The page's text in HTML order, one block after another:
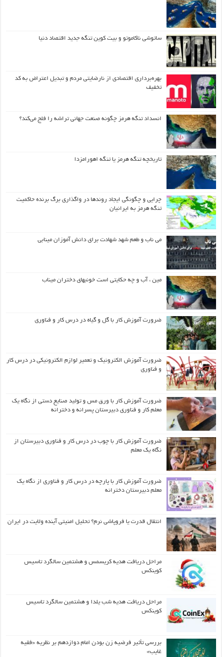
ساتوشی ناکاموتو و بیت کوین تنگه جدید اقتصاد دنیا
بهره‌برداری اقتصادی از نارضایتی مردم و تبدیل اعتراض به کد
تخفیف
انسداد تنگه هرمز چگونه صنعت جهانی تراشه را فلج می‌کند؟
تاریخچه تنگه هرمز یا تنگه اهورامزدا
چرایی و چگونگی ایجاد روندها در واگذاری برگ برنده حاکمیت
تنگه هرمز به ایرانیان
می ناب و طعم شهد شهادت برای دانش آموزان مینابی
مین ، آب و چه حکایتی است خونبهای دختران میناب
ضرورت آموزش کار با گل و گیاه در درس کار و فناوری
ضرورت آموزش الکترونیک و تعمیر لوازم الکترونیکی در درس کار
و فناوری
ضرورت آموزش کار با ورق مس و تولید صنایع دستی از نگاه یک
معلم کار و فناوری دبیرستان پسرانه و دخترانه
ضرورت آموزش کار با چوب در درس کار و فناوری دبیرستان از
نگاه یک معلم
ضرورت آموزش کار با پارچه در درس کار و فناوری از نگاه یک
معلم دبیرستان دخترانه
انتقال قدرت یا فروپاشی نرم؟ تحلیل امنیتی آینده ولایت در ایران
مراحل دریافت هدیه کریسمس و هشتمین سالگرد تاسیس
کوینکس
مراحل دریافت هدیه شب یلدا و هشتمین سالگرد تاسیس
کوینکس
بررسی تأثیر فرضیه زن بودن امام دوازدهم بر نظریه «فقیه
غایب»